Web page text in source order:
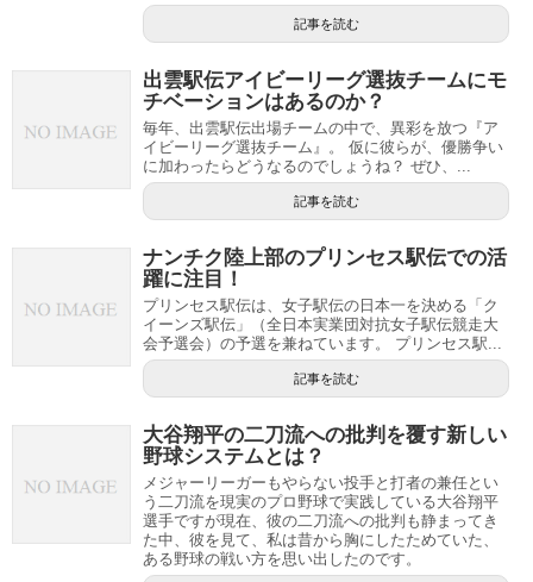
記事を読む
出雲駅伝アイビーリーグ選抜チームにモ
チベーションはあるのか？
毎年、出雲駅伝出場チームの中で、異彩を放つ『ア
イビーリーグ選抜チーム』。 仮に彼らが、優勝争い
に加わったらどうなるのでしょうね？ ぜひ、...
記事を読む
ナンチク陸上部のプリンセス駅伝での活
躍に注目！
プリンセス駅伝は、女子駅伝の日本一を決める「ク
イーンズ駅伝」（全日本実業団対抗女子駅伝競走大
会予選会）の予選を兼ねています。 プリンセス駅...
記事を読む
大谷翔平の二刀流への批判を覆す新しい
野球システムとは？
メジャーリーガーもやらない投手と打者の兼任とい
う二刀流を現実のプロ野球で実践している大谷翔平
選手ですが現在、彼の二刀流への批判も静まってき
た中、彼を見て、私は昔から胸にしたためていた、
ある野球の戦い方を思い出したのです。